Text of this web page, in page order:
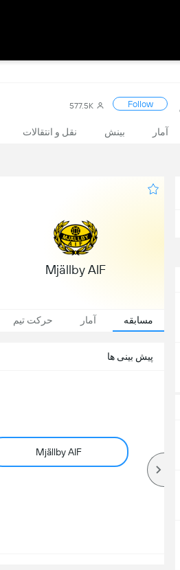
Follow
577.5K
آمار بینش نقل و انتقالات
Mjällby AIF
مسابقه آمار حرکت تیم
پیش بینی ها
Mjällby AIF